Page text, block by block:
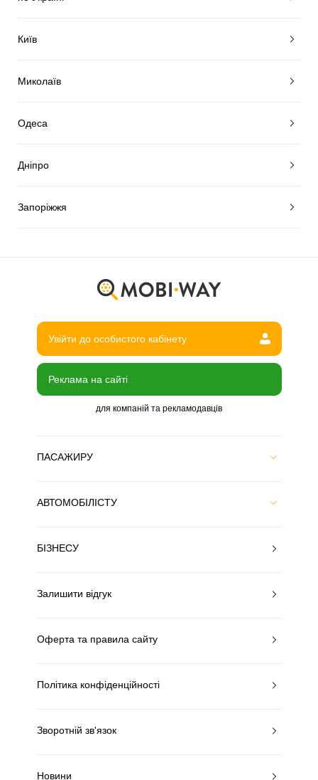
Київ
Миколаїв
Одеса
Дніпро
Запоріжжя
Увійти до особистого кабінету
Реклама на сайті
для компаній та рекламодавців
ПАСАЖИРУ
АВТОМОБІЛІСТУ
БІЗНЕСУ
Залишити відгук
Оферта та правила сайту
Політика конфіденційності
Зворотній зв'язок
Новини